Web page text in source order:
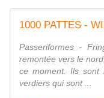
Passeriformes -
remontée vers le
ce moment. Ils sont
verdiers qui sont ...